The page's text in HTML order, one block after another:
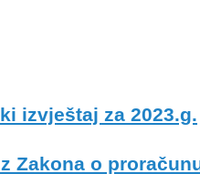
izvještaj za 2023.g.
Zakona o